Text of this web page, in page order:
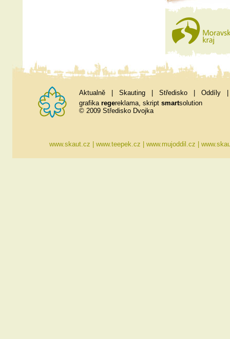
Aktualně Skauting Středisko Oddíly
grafika regereklama, skript smartsolution
© 2009 Středisko Dvojka
www.skaut.cz www.teepek.cz www.mujoddil.cz